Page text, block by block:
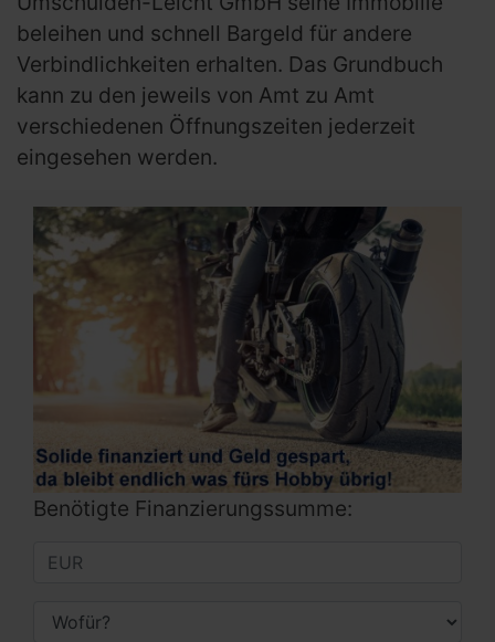
beleihen und schnell Bargeld für andere
Verbindlichkeiten erhalten. Das Grundbuch
kann zu den jeweils von Amt zu Amt
verschiedenen Öffnungszeiten jederzeit
eingesehen werden.
Benötigte Finanzierungssumme: